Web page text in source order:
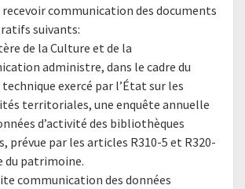
communication des documents
suivants:
de la Culture et de la
administre, dans le cadre du
exercé par l’État sur les
territoriales, une enquête annuelle
d’activité des bibliothèques
prévue par les articles R310-5 et R320-
du patrimoine.
communication des données